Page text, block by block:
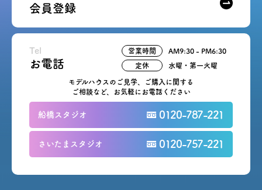
会員登録
Tel
お電話
モデルハウスのご見学、ご購入に関する
ご相談など、お気軽にお電話ください
船橋スタジオ 0120-787-221
さいたまスタジオ 0120-757-221
営業時間 AM9:30 - PM6:30
定休 水曜・第一火曜